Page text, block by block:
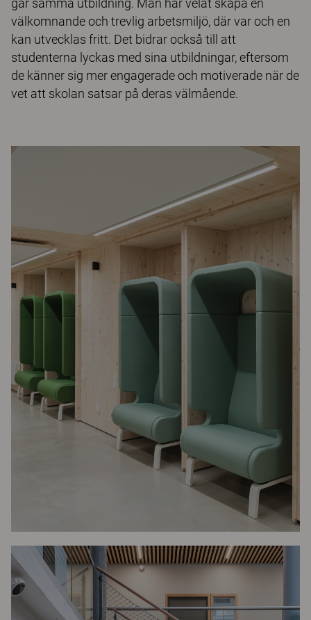
går samma utbildning. Man har velat skapa en
välkomnande och trevlig arbetsmiljö, där var och en
kan utvecklas fritt. Det bidrar också till att
studenterna lyckas med sina utbildningar, eftersom
de känner sig mer engagerade och motiverade när de
vet att skolan satsar på deras välmående.